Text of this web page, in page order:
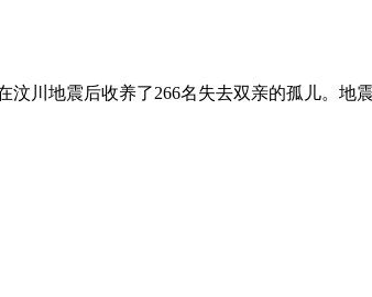
汶川地震后收养了266名失去双亲的孤儿。